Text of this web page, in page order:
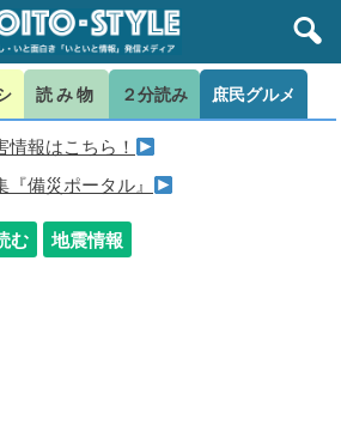
読み物 ２分読み 庶民グルメ
報はこちら！
備災ポータル』
む 地震情報